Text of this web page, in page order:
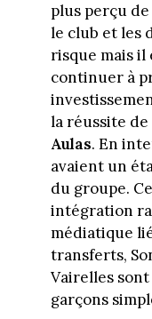
plus perçu
le club et les
risque mais il
continuer à
la réussite
Aulas. En
avaient un
du groupe.
intégration
médiatique
transferts,
Vairelles
garçons